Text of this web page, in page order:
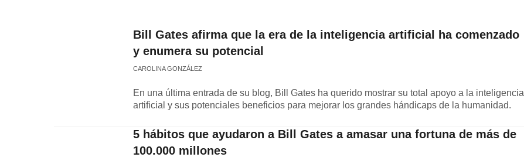
Bill Gates afirma que la era de la inteligencia artificial ha comenzado
y enumera su potencial
CAROLINA GONZÁLEZ
En una última entrada de su blog, Bill Gates ha querido mostrar su total apoyo a la inteligencia
artificial y sus potenciales beneficios para mejorar los grandes hándicaps de la humanidad.
5 hábitos que ayudaron a Bill Gates a amasar una fortuna de más de
100.000 millones